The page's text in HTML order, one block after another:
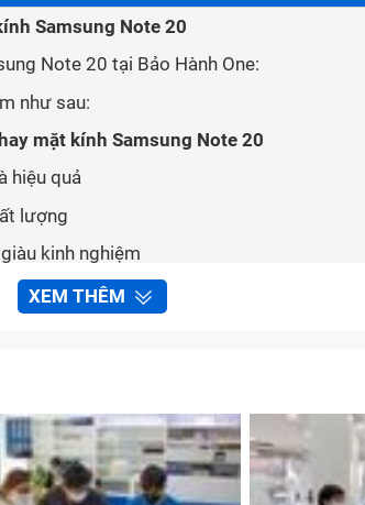
Samsung Note 20
Note 20 tại Bảo Hành One:
như sau:
mặt kính Samsung Note 20
hiệu quả
lượng
kinh nghiệm
XEM THÊM